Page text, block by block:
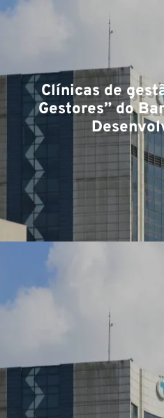
Clínicas de
Gestores” do